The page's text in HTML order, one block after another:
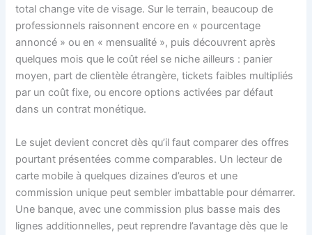
total change vite de visage. Sur le terrain, beaucoup de
professionnels raisonnent encore en « pourcentage
annoncé » ou en « mensualité », puis découvrent après
quelques mois que le coût réel se niche ailleurs : panier
moyen, part de clientèle étrangère, tickets faibles multipliés
par un coût fixe, ou encore options activées par défaut
dans un contrat monétique.
Le sujet devient concret dès qu’il faut comparer des offres
pourtant présentées comme comparables. Un lecteur de
carte mobile à quelques dizaines d’euros et une
commission unique peut sembler imbattable pour démarrer.
Une banque, avec une commission plus basse mais des
lignes additionnelles, peut reprendre l’avantage dès que le